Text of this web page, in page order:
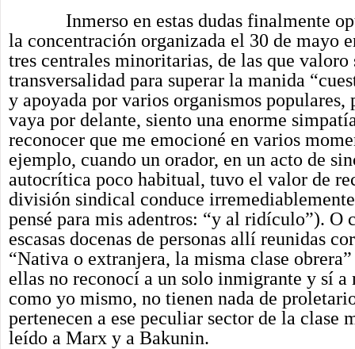
Inmerso en estas dudas finalmente
la concentración organizada el 30 de mayo
tres centrales minoritarias, de las que valoro
transversalidad para superar la manida
y apoyada por varios organismos populares,
vaya por delante, siento una enorme
reconocer que me emocioné en varios
ejemplo, cuando un orador, en un acto de
autocrítica poco habitual, tuvo el valor de
división sindical conduce
pensé para mis adentros: “y al ridículo”). O
escasas docenas de personas allí reunidas
“Nativa o extranjera, la misma clase
ellas no reconocí a un solo inmigrante y sí a
como yo mismo, no tienen nada de
pertenecen a ese peculiar sector de la clase
leído a Marx y a Bakunin.